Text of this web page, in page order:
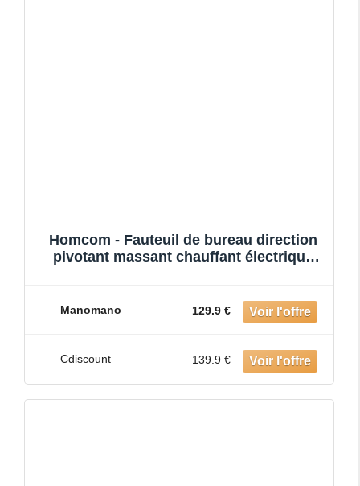
Homcom - Fauteuil de bureau direction
pivotant massant chauffant électrique
Manomano 129.9 €
Cdiscount 139.9 €